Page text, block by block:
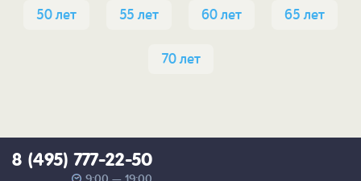
50 лет 55 лет 60 лет 65 лет
70 лет
8 (495) 777-22-50